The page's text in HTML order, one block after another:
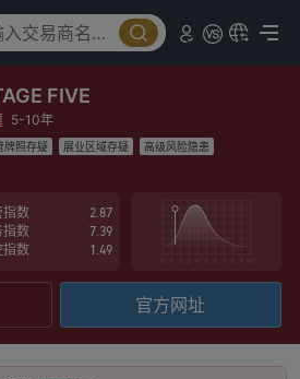
FIVE
5-10年
牌照存疑 展业区域存疑 高级风险隐患
指数
2.87
指数
7.39
指数
1.49
官方网址